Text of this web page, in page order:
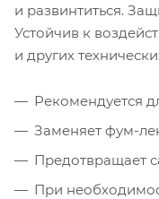
и развинтиться.
Устойчив к
и других
Рекомендуется
Заменяет фум-
Предотвращает
При